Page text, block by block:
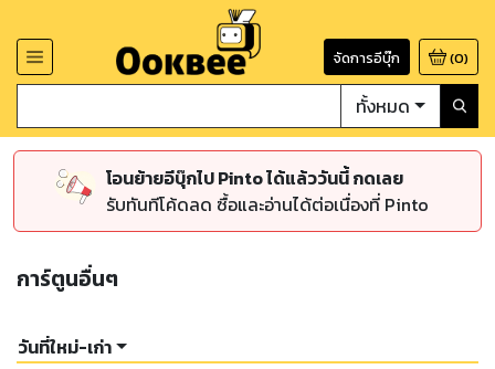
จัดการอีบุ๊ก (0)
ทั้งหมด
โอนย้ายอีบุ๊กไป Pinto ได้แล้ววันนี้ กดเลย
รับทันทีโค้ดลด ซื้อและอ่านได้ต่อเนื่องที่ Pinto
การ์ตูนอื่นๆ
วันที่ใหม่-เก่า